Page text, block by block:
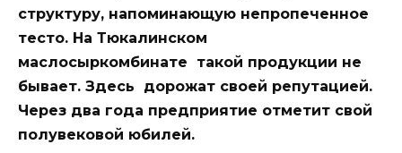
структуру, напоминающую непропеченное
тесто. На Тюкалинском
маслосыркомбинате такой продукции не
бывает. Здесь дорожат своей репутацией.
Через два года предприятие отметит свой
полувековой юбилей.